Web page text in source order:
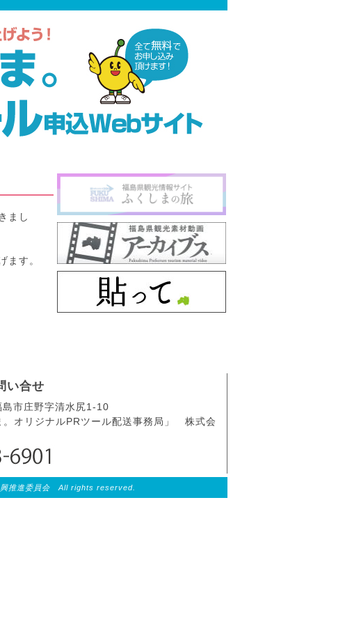
まし
ます。
い合せ
市庄野字清水尻1-10
。オリジナルPRツール配送事務局」 株式会
興推進委員会 All rights reserved.